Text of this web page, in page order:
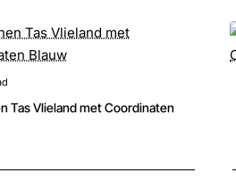
Tas Vlieland met Coordinaten